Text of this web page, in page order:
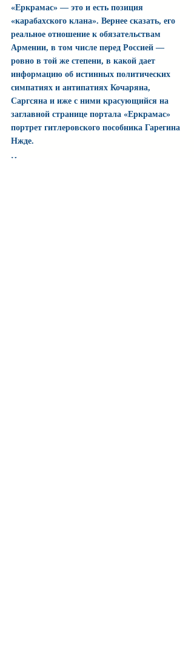
«Еркрамас» — это и есть позиция
«карабахского клана». Вернее сказать, его
реальное отношение к обязательствам
Армении, в том числе перед Россией —
ровно в той же степени, в какой дает
информацию об истинных политических
симпатиях и антипатиях Кочаряна,
Саргсяна и иже с ними красующийся на
заглавной странице портала «Еркрамас»
портрет гитлеровского пособника Гарегина
Нжде.
И тут уже вряд ли стоит удивляться, что